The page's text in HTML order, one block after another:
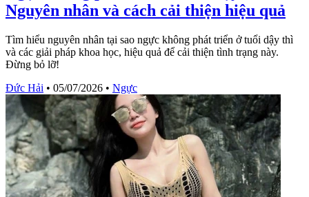
Nguyên nhân và cách cải thiện hiệu quả
Tìm hiểu nguyên nhân tại sao ngực không phát triển ở tuổi dậy thì
và các giải pháp khoa học, hiệu quả để cải thiện tình trạng này.
Đừng bỏ lỡ!
Đức Hải • 05/07/2026 • Ngực